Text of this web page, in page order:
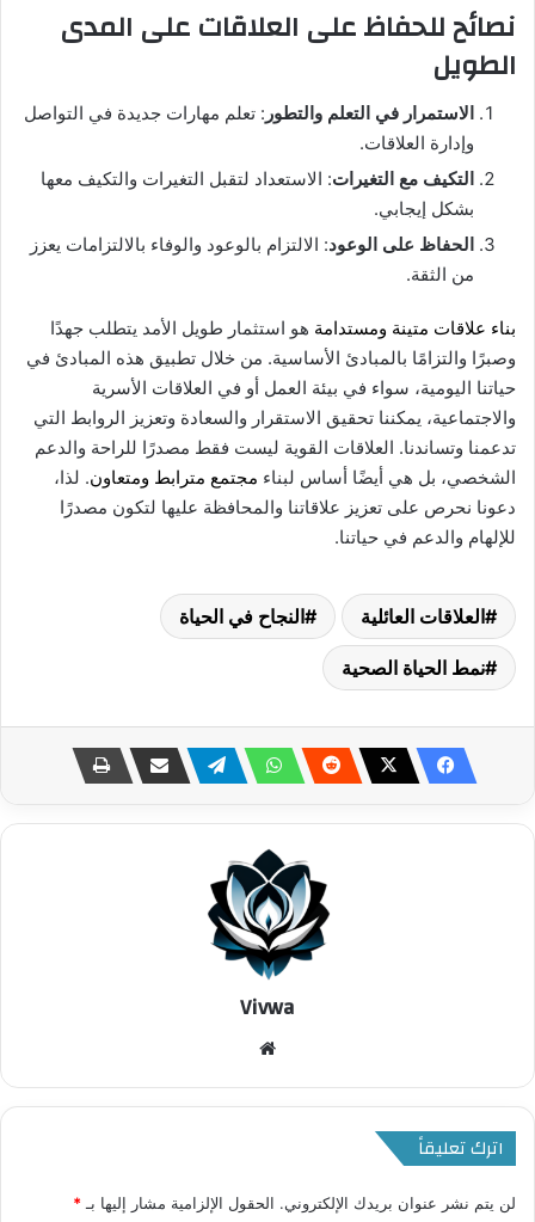
نصائح للحفاظ على العلاقات على المدى
الطويل
الاستمرار في التعلم والتطور : تعلم مهارات جديدة في التواصل
وإدارة العلاقات.
التكيف مع التغيرات: الاستعداد لتقبل التغيرات والتكيف معها
بشكل إيجابي.
الحفاظ على الوعود: الالتزام بالوعود والوفاء بالالتزامات يعزز
من الثقة.
بناء علاقات متينة ومستدامة هو استثمار طويل الأمد يتطلب جهدًا
وصبرًا والتزامًا بالمبادئ الأساسية. من خلال تطبيق هذه المبادئ في
حياتنا اليومية، سواء في بيئة العمل أو في العلاقات الأسرية
والاجتماعية، يمكننا تحقيق الاستقرار والسعادة وتعزيز الروابط التي
تدعمنا وتساندنا. العلاقات القوية ليست فقط مصدرًا للراحة والدعم
الشخصي، بل هي أيضًا أساس لبناء مجتمع مترابط ومتعاون. لذا،
دعونا نحرص على تعزيز علاقاتنا والمحافظة عليها لتكون مصدرًا
للإلهام والدعم في حياتنا.
العلاقات العائلية النجاح في الحياة
نمط الحياة الصحية
Vivwa
اترك تعليقاً
لن يتم نشر عنوان بريدك الإلكتروني. الحقول الإلزامية مشار إليها بـ *